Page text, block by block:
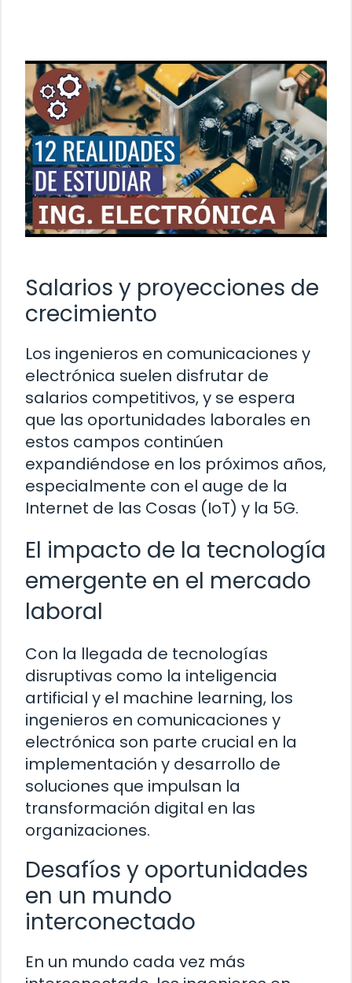
Salarios y proyecciones de
crecimiento
Los ingenieros en comunicaciones y
electrónica suelen disfrutar de
salarios competitivos, y se espera
que las oportunidades laborales en
estos campos continúen
expandiéndose en los próximos años,
especialmente con el auge de la
Internet de las Cosas (IoT) y la 5G.
El impacto de la tecnología
emergente en el mercado
laboral
Con la llegada de tecnologías
disruptivas como la inteligencia
artificial y el machine learning, los
ingenieros en comunicaciones y
electrónica son parte crucial en la
implementación y desarrollo de
soluciones que impulsan la
transformación digital en las
organizaciones.
Desafíos y oportunidades
en un mundo
interconectado
En un mundo cada vez más